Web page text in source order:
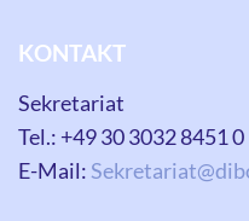
KONTAKT
Sekretariat
Tel.: +49 30 3032 8451 0
E-Mail: